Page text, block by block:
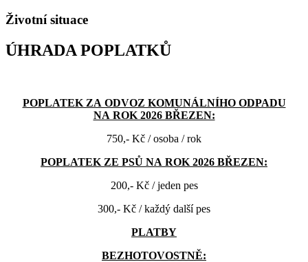
Životní situace
ÚHRADA POPLATKŮ
POPLATEK ZA ODVOZ KOMUNÁLNÍHO ODPADU
NA ROK 2026 BŘEZEN:
750,- Kč / osoba / rok
POPLATEK ZE PSŮ NA ROK 2026 BŘEZEN:
200,- Kč / jeden pes
300,- Kč / každý další pes
PLATBY
BEZHOTOVOSTNĚ: